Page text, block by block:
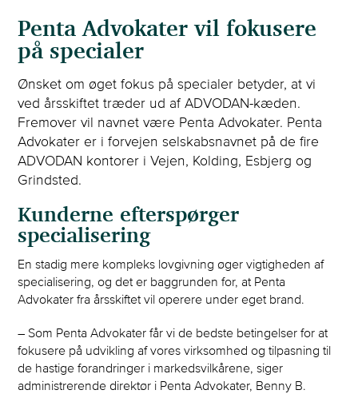
Penta Advokater vil fokusere
på specialer
Ønsket om øget fokus på specialer betyder, at vi
ved årsskiftet træder ud af ADVODAN-kæden.
Fremover vil navnet være Penta Advokater. Penta
Advokater er i forvejen selskabsnavnet på de fire
ADVODAN kontorer i Vejen, Kolding, Esbjerg og
Grindsted.
Kunderne efterspørger
specialisering
En stadig mere kompleks lovgivning øger vigtigheden af
specialisering, og det er baggrunden for, at Penta
Advokater fra årsskiftet vil operere under eget brand.
– Som Penta Advokater får vi de bedste betingelser for at
fokusere på udvikling af vores virksomhed og tilpasning til
de hastige forandringer i markedsvilkårene, siger
administrerende direktør i Penta Advokater, Benny B.